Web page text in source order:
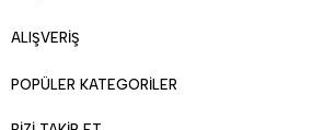
ALIŞVERİŞ
POPÜLER KATEGORİLER